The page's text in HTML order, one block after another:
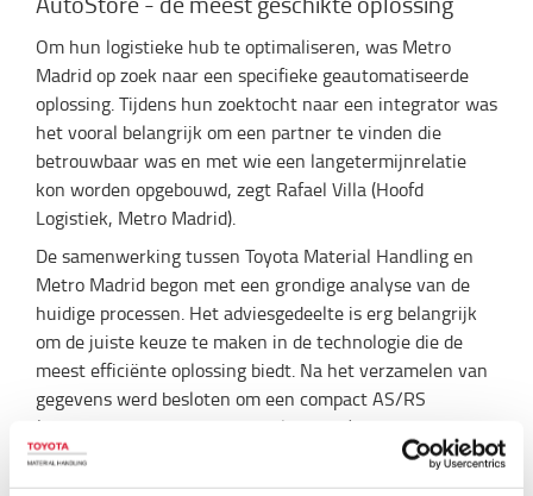
Om hun logistieke hub te optimaliseren, was Metro
Madrid op zoek naar een specifieke geautomatiseerde
oplossing. Tijdens hun zoektocht naar een integrator was
het vooral belangrijk om een partner te vinden die
betrouwbaar was en met wie een langetermijnrelatie
kon worden opgebouwd, zegt Rafael Villa (Hoofd
Logistiek, Metro Madrid).
De samenwerking tussen Toyota Material Handling en
Metro Madrid begon met een grondige analyse van de
huidige processen. Het adviesgedeelte is erg belangrijk
om de juiste keuze te maken in de technologie die de
meest efficiënte oplossing biedt. Na het verzamelen van
gegevens werd besloten om een compact AS/RS
(automated storage & retrieval system) te gebruiken. Op
basis van het type orders en onderdelenclassificatie, en
rekening houdend met toekomstige uitbreiding, was